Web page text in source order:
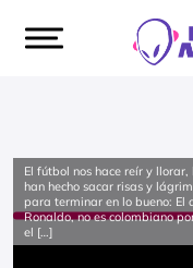
El fútbol nos hace reír y
han hecho sacar risas y
para terminar en lo bueno: El
Ronaldo, no es colombiano
el […]